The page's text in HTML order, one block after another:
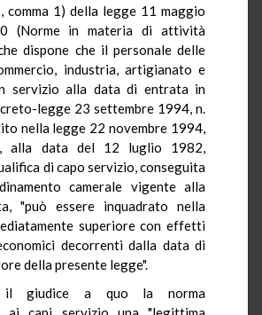
comma 1) della legge 11 maggio
(Norme in materia di attività
dispone che il personale delle
industria, artigianato e
servizio alla data di entrata in
legge 23 settembre 1994, n.
nella legge 22 novembre 1994,
alla data del 12 luglio 1982,
di capo servizio, conseguita
camerale vigente alla
"può essere inquadrato nella
superiore con effetti
decorrenti dalla data di
della presente legge".
il giudice a quo la norma